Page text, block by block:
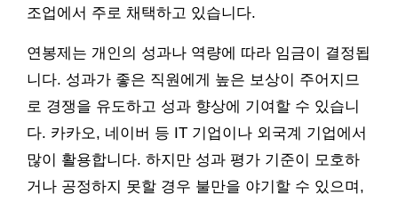
조업에서 주로 채택하고 있습니다.
연봉제는 개인의 성과나 역량에 따라 임금이 결정됩
니다. 성과가 좋은 직원에게 높은 보상이 주어지므
로 경쟁을 유도하고 성과 향상에 기여할 수 있습니
다. 카카오, 네이버 등 IT 기업이나 외국계 기업에서
많이 활용합니다. 하지만 성과 평가 기준이 모호하
거나 공정하지 못할 경우 불만을 야기할 수 있으며,